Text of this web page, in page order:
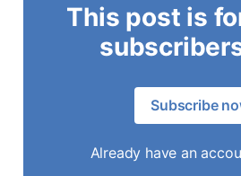
This post is
Subscribe
Already have an